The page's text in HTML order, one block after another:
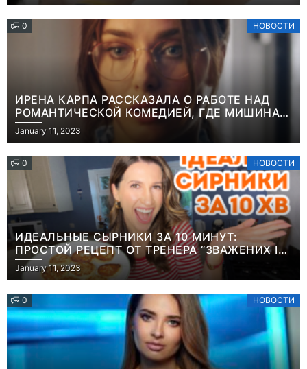
0 НОВОСТИ
ИРЕНА КАРПА РАССКАЗАЛА О РАБОТЕ НАД
РОМАНТИЧЕСКОЙ КОМЕДИЕЙ, ГДЕ МИШИНА В
РОЛИ МАТЕРИ-ОДИНОЧКИ
January 11, 2023
0 НОВОСТИ
ИДЕАЛЬНЫЕ СЫРНИКИ ЗА 10 МИНУТ:
ПРОСТОЙ РЕЦЕПТ ОТ ТРЕНЕРА “ЗВАЖЕНИХ І
ЩАСЛИВИХ” АНИТЫ ЛУЦЕНКО
January 11, 2023
0 НОВОСТИ